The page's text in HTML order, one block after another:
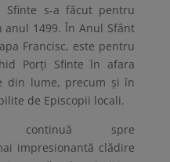
Sfinte s-a făcut pentru
1499. În Anul Sfânt
Francisc, este pentru
Porți Sfinte în afara
din lume, precum și în
de Episcopii locali.
continuă spre
impresionantă clădire